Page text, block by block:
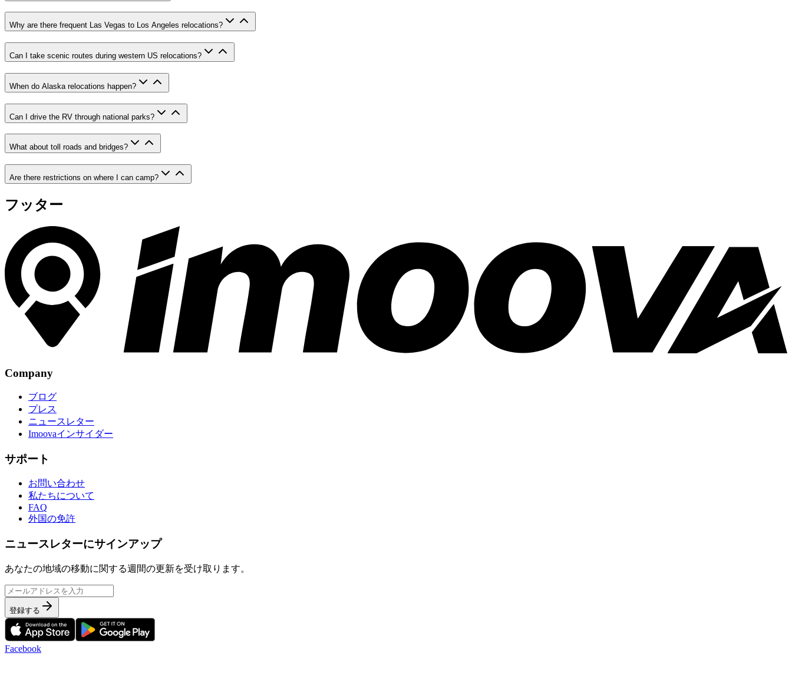
Why are there frequent Las Vegas to Los Angeles relocations?
Can I take scenic routes during western US relocations?
When do Alaska relocations happen?
Can I drive the RV through national parks?
What about toll roads and bridges?
Are there restrictions on where I can camp?
フッター
Company
ブログ
プレス
ニュースレター
Imoovaインサイダー
サポート
お問い合わせ
私たちについて
FAQ
外国の免許
ニュースレターにサインアップ
あなたの地域の移動に関する週間の更新を受け取ります。
登録する
Facebook